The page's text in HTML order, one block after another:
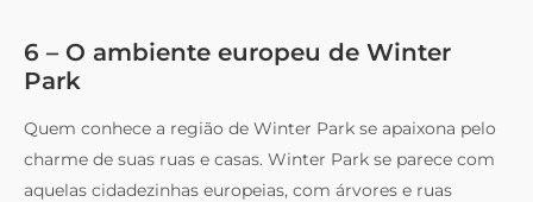
6 – O ambiente europeu de Winter
Park
Quem conhece a região de Winter Park se apaixona pelo
charme de suas ruas e casas. Winter Park se parece com
aquelas cidadezinhas europeias, com árvores e ruas